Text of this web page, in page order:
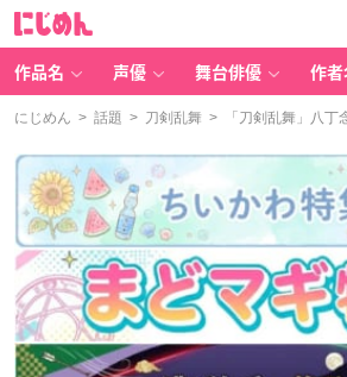
作品名 声優 舞台俳優 作者
にじめん > 話題 > 刀剣乱舞 > 「刀剣乱舞」八丁